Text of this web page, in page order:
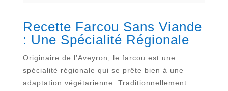
Recette Farcou Sans Viande
: Une Spécialité Régionale
Originaire de l’Aveyron, le farcou est une
spécialité régionale qui se prête bien à une
adaptation végétarienne. Traditionnellement